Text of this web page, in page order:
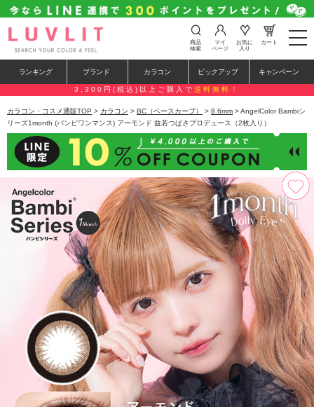
t
o
e
n
a
a
i
o
n
商品
検索
マイ
ページ
お気に
入り
カート
ランキング ブランド カラコン ピックアップ キャンペーン
3,300円(税込)以上ご購入で 送料無料！
カラコン・コスメ通販TOP > カラコン > BC（ベースカーブ） > 8.6mm > AngelColor Bambiシ
リーズ1month (バンビワンマンス) アーモンド 益若つばさプロデュース（2枚入り）